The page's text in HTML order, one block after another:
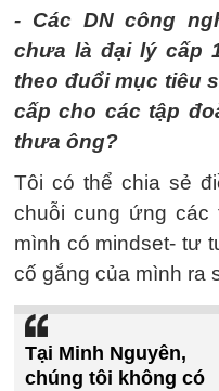
- Các DN công
chưa là đại lý cấp
theo đuổi mục tiêu
cấp cho các tập
thưa ông?
Tôi có thể chia sẻ
chuỗi cung ứng các
mình có mindset- tư
cố gắng của mình ra
Tại Minh Nguyên,
chúng tôi không có